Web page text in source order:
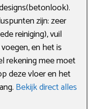
zijn: zeer
reiniging), vuil
en het is
rekening mee moet
deze vloer en het
Bekijk direct alles